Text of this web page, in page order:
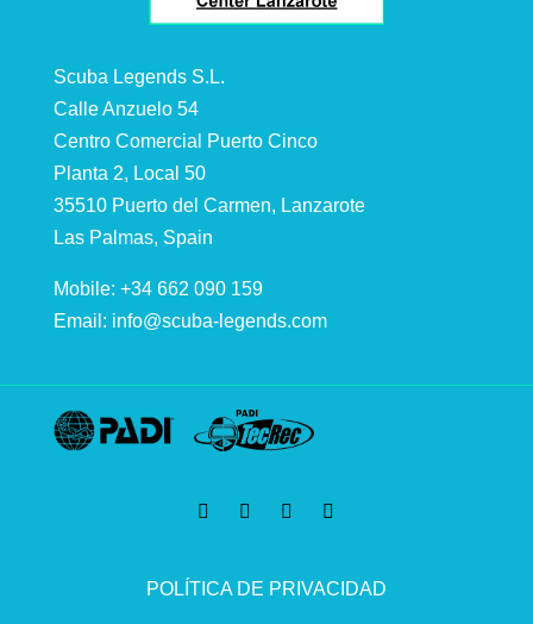
Scuba Legends S.L.
Calle Anzuelo 54
Centro Comercial Puerto Cinco
Planta 2, Local 50
35510 Puerto del Carmen, Lanzarote
Las Palmas, Spain
Mobile: +34 662 090 159
Email: info@scuba-legends.com
POLÍTICA DE PRIVACIDAD